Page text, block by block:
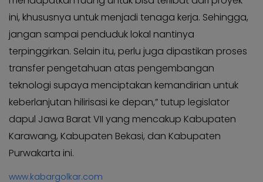
ini, khususnya untuk menjadi tenaga kerja. Sehingga,
jangan sampai penduduk lokal nantinya
terpinggirkan. Selain itu, perlu juga dipastikan proses
transfer pengetahuan atas pengembangan
teknologi supaya menciptakan kemandirian untuk
keberlanjutan hilirisasi ke depan,” tutup legislator
dapul Jawa Barat VII yang mencakup Kabupaten
Karawang, Kabupaten Bekasi, dan Kabupaten
Purwakarta ini.
www.kabargolkar.com